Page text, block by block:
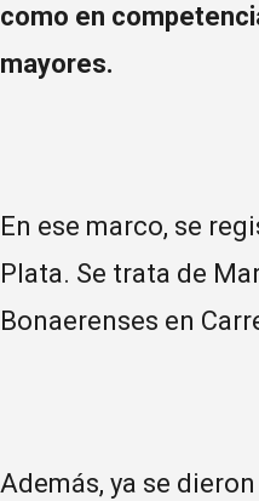
como en
mayores.
En ese marco, se
Plata. Se trata de
Bonaerenses en
Además, ya se